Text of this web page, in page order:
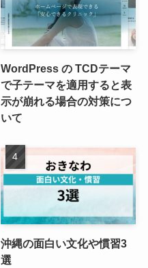
WordPress の TCDテーマ
で子テーマを適用すると表
示が崩れる場合の対策につ
いて
沖縄の面白い文化や慣習3
選